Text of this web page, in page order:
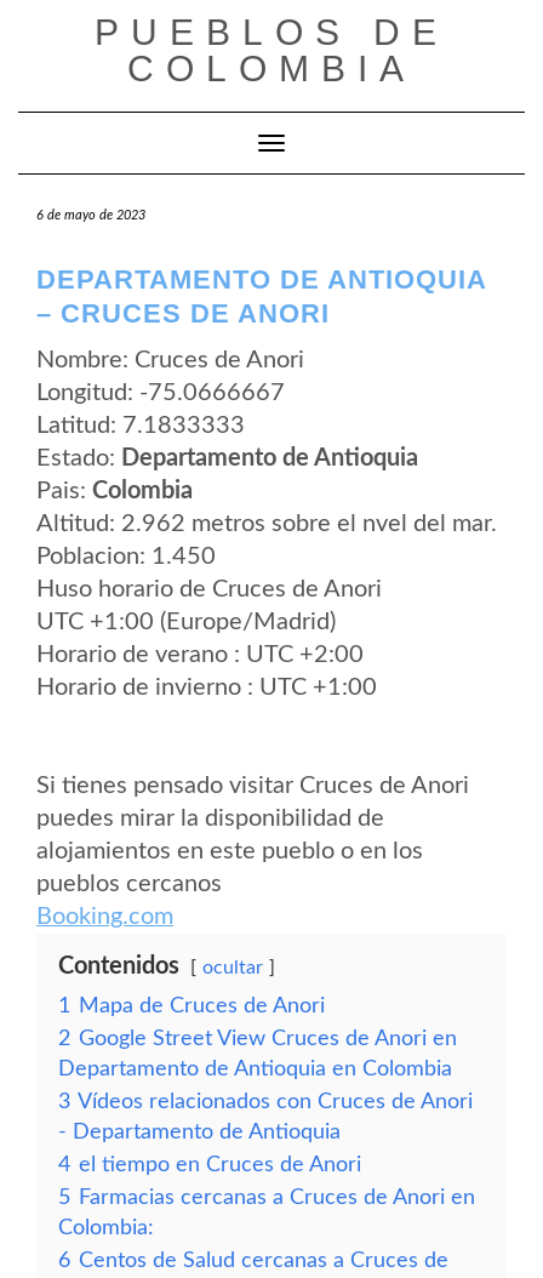
PUEBLOS DE
COLOMBIA
Cambiar modo de navegación
6 de mayo de 2023
DEPARTAMENTO DE ANTIOQUIA
– CRUCES DE ANORI
Nombre: Cruces de Anori
Longitud: -75.0666667
Latitud: 7.1833333
Estado: Departamento de Antioquia
Pais: Colombia
Altitud: 2.962 metros sobre el nvel del mar.
Poblacion: 1.450
Huso horario de Cruces de Anori
UTC +1:00 (Europe/Madrid)
Horario de verano : UTC +2:00
Horario de invierno : UTC +1:00
Si tienes pensado visitar Cruces de Anori
puedes mirar la disponibilidad de
alojamientos en este pueblo o en los
pueblos cercanos
Booking.com
Contenidos ocultar
1
Mapa de Cruces de Anori
2 Google Street View Cruces de Anori en
Departamento de Antioquia en Colombia
3 Vídeos relacionados con Cruces de Anori
- Departamento de Antioquia
4 el tiempo en Cruces de Anori
5 Farmacias cercanas a Cruces de Anori en
Colombia:
6 Centos de Salud cercanas a Cruces de